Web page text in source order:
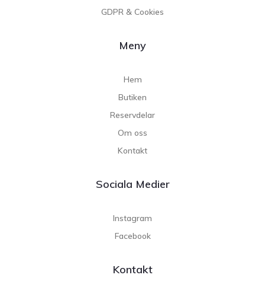
GDPR & Cookies
Meny
Hem
Butiken
Reservdelar
Om oss
Kontakt
Sociala Medier
Instagram
Facebook
Kontakt